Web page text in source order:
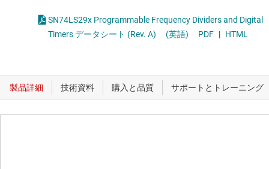
SN74LS29x Programmable Frequency Dividers and Digital
Timers データシート (Rev. A)
(英語) PDF | HTML